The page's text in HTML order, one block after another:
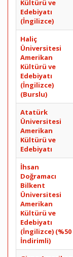
Kültürü ve
Edebiyatı
(İngilizce)
Haliç
Üniversitesi
Amerikan
Kültürü ve
Edebiyatı
(İngilizce)
(Burslu)
Atatürk
Üniversitesi
Amerikan
Kültürü ve
Edebiyatı
İhsan
Doğramacı
Bilkent
Üniversitesi
Amerikan
Kültürü ve
Edebiyatı
(İngilizce) (%50
İndirimli)